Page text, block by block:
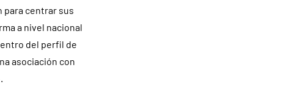
para centrar sus
a nivel nacional
del perfil de
asociación con